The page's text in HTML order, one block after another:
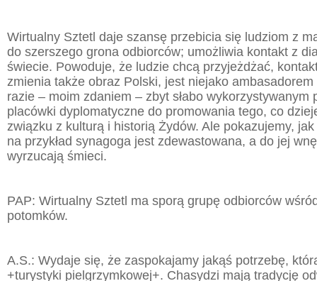
Wirtualny Sztetl daje szansę przebicia się ludziom z
do szerszego grona odbiorców; umożliwia kontakt z
świecie. Powoduje, że ludzie chcą przyjeżdżać,
zmienia także obraz Polski, jest niejako
razie – moim zdaniem – zbyt słabo wykorzystywanym
placówki dyplomatyczne do promowania tego, co
związku z kulturą i historią Żydów. Ale pokazujemy,
na przykład synagoga jest zdewastowana, a do jej
wyrzucają śmieci.
PAP: Wirtualny Sztetl ma sporą grupę odbiorców
potomków.
A.S.: Wydaje się, że zaspokajamy jakąś potrzebę,
+turystyki pielgrzymkowej+. Chasydzi mają tradycję